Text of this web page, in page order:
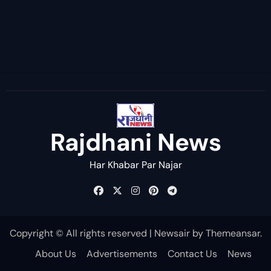
Rajdhani News
Har Khabar Par Najar
Copyright © All rights reserved | NewsairbyThemeansar.
About Us
Advertisements Contact Us News